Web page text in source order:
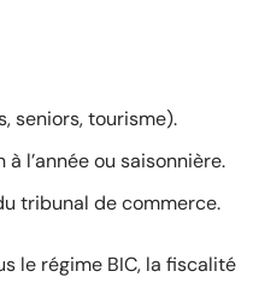
seniors, tourisme).
à l’année ou saisonnière.
tribunal de commerce.
le régime BIC, la fiscalité